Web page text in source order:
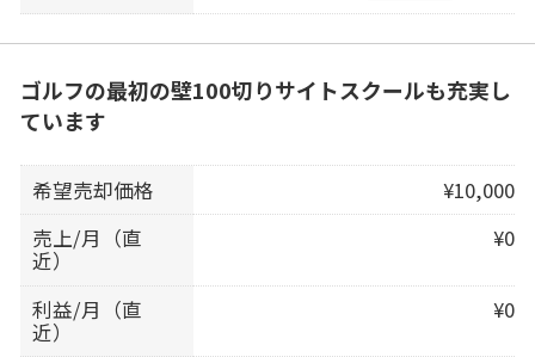
ゴルフの最初の壁100切りサイトスクールも充実し
ています
希望売却価格
¥10,000
売上/月（直
近）
¥0
利益/月（直
近）
¥0